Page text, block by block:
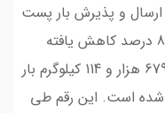
و پذیرش بار پست
نسبت به اردیبهشت سا 98 بالغ بر 84.11 درصد کاهش یافته
است. اردیبهشت امسال یک میلیون و 679 هزار و 114 کیلوگرم بار
شده است. این رقم طی